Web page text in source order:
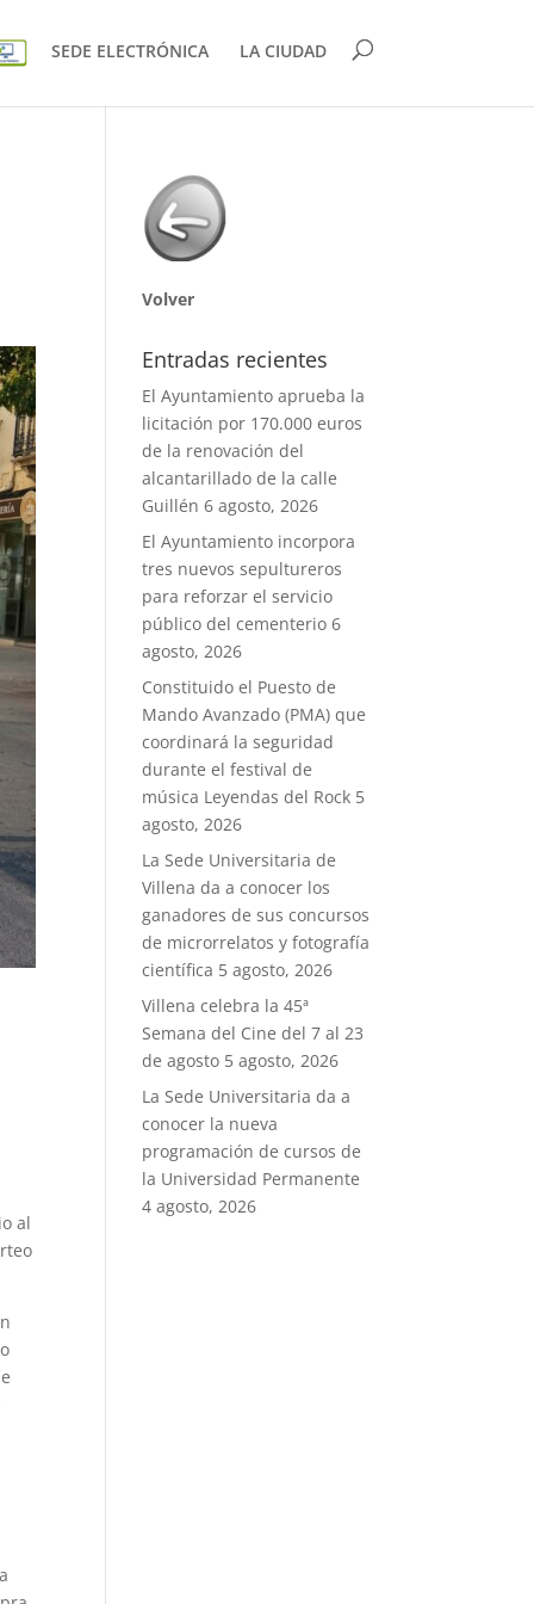
SEDE ELECTRÓNICA LA CIUDAD
al
Volver
Entradas recientes
El Ayuntamiento aprueba la
licitación por 170.000 euros
de la renovación del
alcantarillado de la calle
Guillén 6 agosto, 2026
El Ayuntamiento incorpora
tres nuevos sepultureros
para reforzar el servicio
público del cementerio 6
agosto, 2026
Constituido el Puesto de
Mando Avanzado (PMA) que
coordinará la seguridad
durante el festival de
música Leyendas del Rock 5
agosto, 2026
La Sede Universitaria de
Villena da a conocer los
ganadores de sus concursos
de microrrelatos y fotografía
científica 5 agosto, 2026
Villena celebra la 45ª
Semana del Cine del 7 al 23
de agosto 5 agosto, 2026
La Sede Universitaria da a
conocer la nueva
programación de cursos de
la Universidad Permanente
4 agosto, 2026